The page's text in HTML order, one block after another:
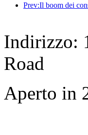
Indirizzo:
Road
Aperto in